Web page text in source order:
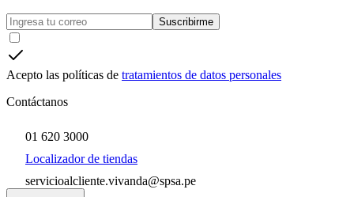
Suscribirme
Acepto las políticas de tratamientos de datos personales
Contáctanos
01 620 3000
Localizador de tiendas
servicioalcliente.vivanda@spsa.pe